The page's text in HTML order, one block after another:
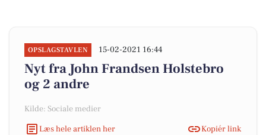
OPSLAGSTAVLEN 15-02-2021 16:44
Nyt fra John Frandsen Holstebro
og 2 andre
Kilde: Sociale medier
Læs hele artiklen her
Kopiér link